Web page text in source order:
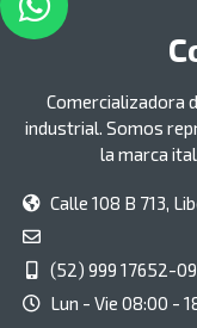
Comercializadora
industrial. Somos
la marca
Calle 108 B 713,
(52) 999 17652-09
Lun - Vie 08:00 -